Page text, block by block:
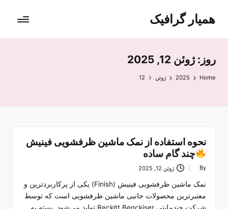
همیار گرافیک
روز: ژوئن 12, 2025
Home
2025 ژوئن 12
نحوه استفاده از نمک ماشین ظرفشویی فینیش
چند گام ساده
Posted
By ژوئن 12, 2025
نمک ماشین ظرفشویی فینیش (Finish) یکی از پرکاربردترین و
معتبرترین محصولات جانبی ماشین ظرفشویی است که توسط
شرکت چندملیتی Reckitt Benckiser تولید می‌شود. بسته به